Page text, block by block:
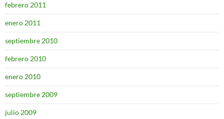
febrero 2011
enero 2011
septiembre 2010
febrero 2010
enero 2010
septiembre 2009
julio 2009